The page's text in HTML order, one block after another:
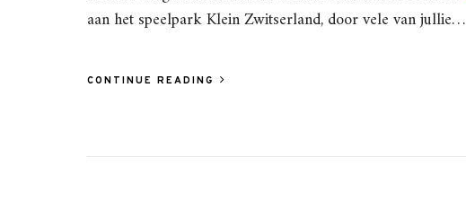
aan het speelpark Klein Zwitserland, door vele van jullie…
CONTINUE READING